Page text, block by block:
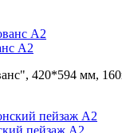
А2
420*594 мм,
пейзаж А2